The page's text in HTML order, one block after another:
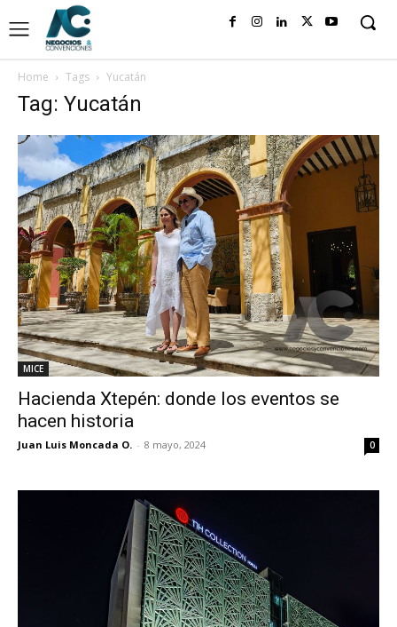
Home Tags Yucatán
Tag: Yucatán
MICE
Hacienda Xtepén: donde los eventos se
hacen historia
Juan Luis Moncada O. - 8 mayo, 2024 0